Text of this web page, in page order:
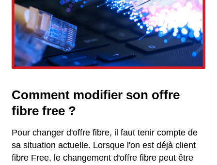
Comment modifier son offre
fibre free ?
Pour changer d'offre fibre, il faut tenir compte de
sa situation actuelle. Lorsque l'on est déjà client
fibre Free, le changement d'offre fibre peut être